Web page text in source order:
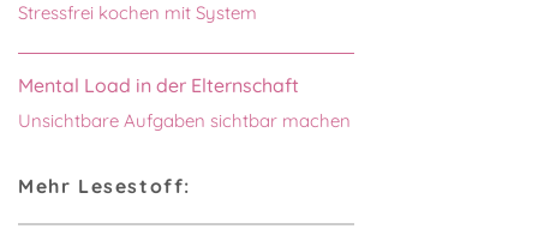
Stressfrei kochen mit System
Mental Load in der Elternschaft
Unsichtbare Aufgaben sichtbar machen
Mehr Lesestoff: